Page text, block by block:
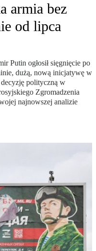
armia bez
od lipca
Putin ogłosił sięgnięcie po
dużą, nową inicjatywę w
polityczną w
Zgromadzenia
najnowszej analizie